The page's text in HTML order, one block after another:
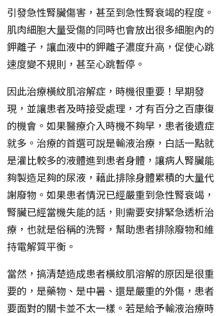
引發急性腎臟傷害，甚至到急性腎衰竭的程度。
肌肉細胞大量受傷的同時也會放出很多細胞內的
鉀離子，讓血液中的鉀離子濃度升高，促使心跳
速度變不規則，甚至心跳暫停。
因此治療橫紋肌溶解症，時機很重要！早期發
現，並讓患者及時接受處理，才有百分之百康復
的機會。如果醫療介入時機不夠早，患者後遺症
就多。治療的首選可說是輸液治療，白話一點就
是灌比較多的液體進到患者身體，讓病人腎臟能
夠製造足夠的尿液，藉此排除身體累積的大量代
謝廢物。如果患者情況已經嚴重到急性腎衰竭，
腎臟已經當機失能的話，則需要安排緊急透析治
療，也就是俗稱的洗腎，幫助患者排除廢物和維
持電解質平衡。
當然，搞清楚造成患者橫紋肌溶解的原因是很重
要的，是藥物、是中暑、還是嚴重的外傷，患者
要面對的關卡並不太一樣。若是給予輸液治療時